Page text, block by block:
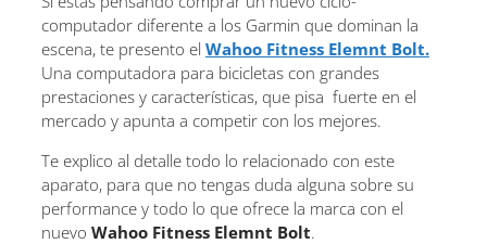
computador diferente a los Garmin que dominan la
escena, te presento el Wahoo Fitness Elemnt Bolt.
Una computadora para bicicletas con grandes
prestaciones y características, que pisa fuerte en el
mercado y apunta a competir con los mejores.
Te explico al detalle todo lo relacionado con este
aparato, para que no tengas duda alguna sobre su
performance y todo lo que ofrece la marca con el
nuevo Wahoo Fitness Elemnt Bolt.